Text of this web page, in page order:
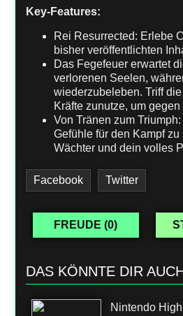
Key-Features:
Rei Resurrected: Erlebe
bisher veröffentlichten
Das Fegefeuer erwartet
verlorenen Seelen,
wiederzubeleben. Triff
Kräfte zunutze, um
Von Tränen zum
Gefühle für den Kampf
Wächter und dein volles
Facebook Twitter
FREUDE (0)
DAS KÖNNTE DIR
Nintendo